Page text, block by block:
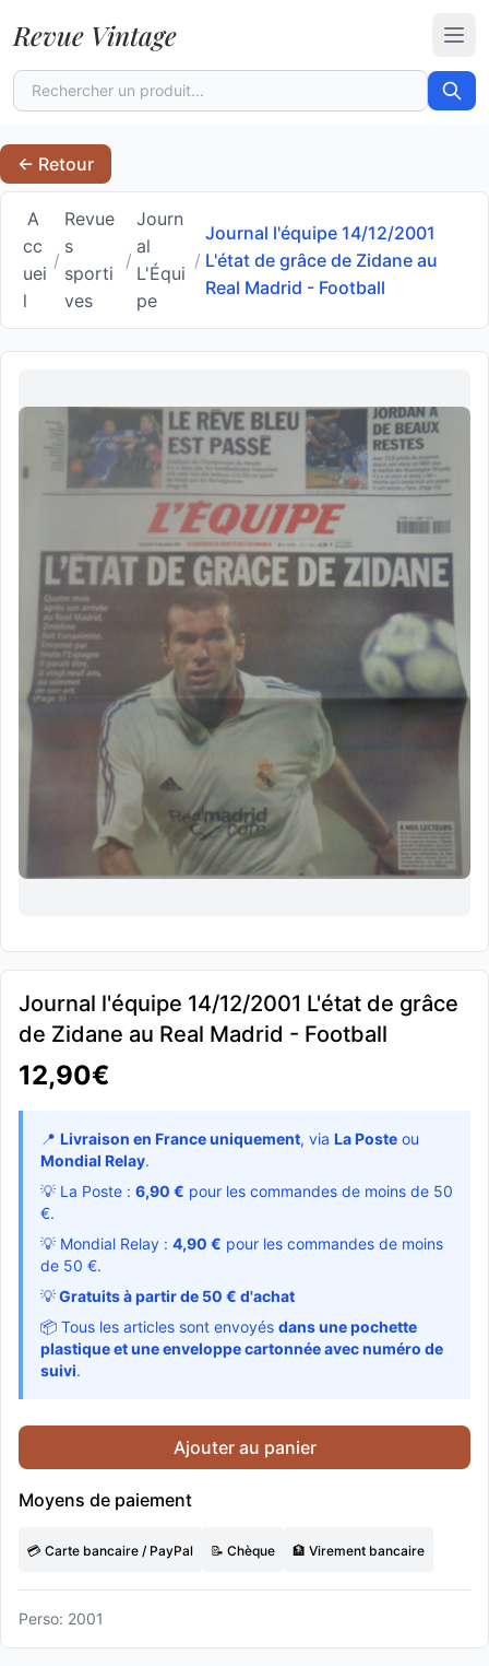
Revue Vintage
← Retour
A
cc
uei
l
/
Revue
s
sporti
ves
/
Journ
al
L'Équi
pe
/
Journal l'équipe 14/12/2001
L'état de grâce de Zidane au
Real Madrid - Football
Journal l'équipe 14/12/2001 L'état de grâce
de Zidane au Real Madrid - Football
12,90€
📍 Livraison en France uniquement, via La Poste ou
Mondial Relay.
💡 La Poste : 6,90 € pour les commandes de moins de 50
€.
💡 Mondial Relay : 4,90 € pour les commandes de moins
de 50 €.
💡Gratuits à partir de 50 € d'achat
📦 Tous les articles sont envoyés dans une pochette
plastique et une enveloppe cartonnée avec numéro de
suivi.
Ajouter au panier
Moyens de paiement
💳 Carte bancaire / PayPal 📝 Chèque 🏦 Virement bancaire
Perso: 2001